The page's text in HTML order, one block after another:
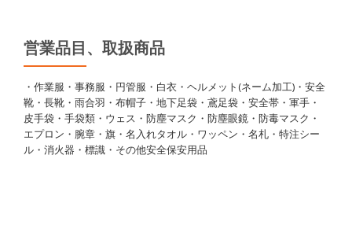
営業品目、取扱商品
・作業服・事務服・円管服・白衣・ヘルメット(ネーム加工)・安全
靴・長靴・雨合羽・布帽子・地下足袋・鳶足袋・安全帯・軍手・
皮手袋・手袋類・ウェス・防塵マスク・防塵眼鏡・防毒マスク・
エプロン・腕章・旗・名入れタオル・ワッペン・名札・特注シー
ル・消火器・標識・その他安全保安用品